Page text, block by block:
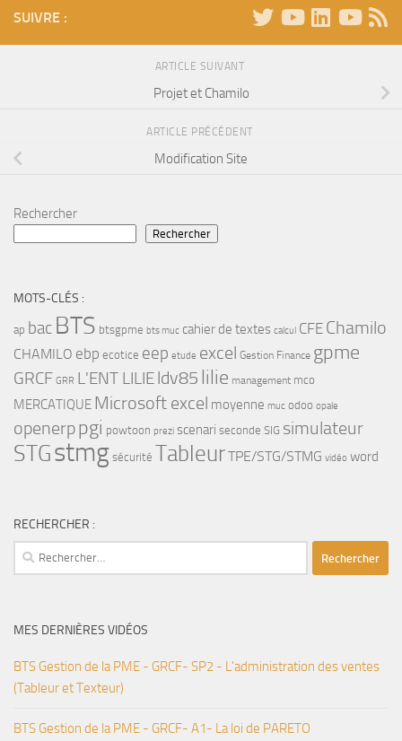
SUIVRE :
ARTICLE SUIVANT
Projet et Chamilo
ARTICLE PRÉCÉDENT
Modification Site
Rechercher
Rechercher
MOTS-CLÉS :
ap bac BTS btsgpme bts muc cahier de textes calcul CFE Chamilo
CHAMILO ebp ecotice eep etude excel Gestion Finance gpme
GRCF GRR L'ENT LILIEldv85 lilie management mco
MERCATIQUE Microsoft excel moyenne muc odoo opale
openerppgi powtoon prezi scenari seconde SIG simulateur
STGstmg sécurité TableurTPE/STG/STMG vidéo word
RECHERCHER :
Rechercher :
MES DERNIÈRES VIDÉOS
BTS Gestion de la PME - GRCF- SP2 - L'administration des ventes
(Tableur et Texteur)
BTS Gestion de la PME - GRCF- A1- La loi de PARETO